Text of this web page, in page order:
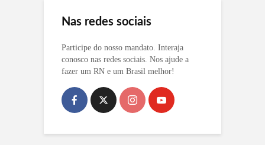
Nas redes sociais
Participe do nosso mandato. Interaja
conosco nas redes sociais. Nos ajude a
fazer um RN e um Brasil melhor!